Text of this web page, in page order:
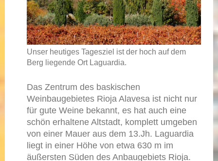
Unser heutiges Tagesziel ist der hoch auf dem
Berg liegende Ort Laguardia.
Das Zentrum des baskischen
Weinbaugebietes Rioja Alavesa ist nicht nur
für gute Weine bekannt, es hat auch eine
schön erhaltene Altstadt, komplett umgeben
von einer Mauer aus dem 13.Jh. Laguardia
liegt in einer Höhe von etwa 630 m im
äußersten Süden des Anbaugebiets Rioja.